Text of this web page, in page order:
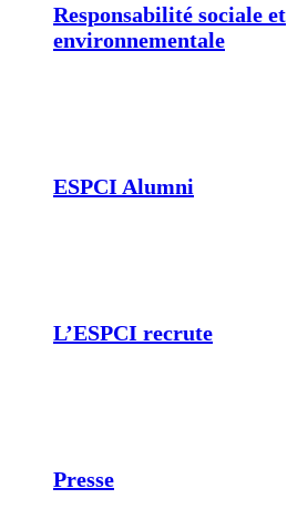
Responsabilité sociale et
environnementale
ESPCI Alumni
L’ESPCI recrute
Presse